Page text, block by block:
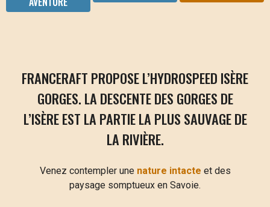
FRANCERAFT PROPOSE L’HYDROSPEED ISÈRE
GORGES. LA DESCENTE DES GORGES DE
L’ISÈRE EST LA PARTIE LA PLUS SAUVAGE DE
LA RIVIÈRE.
Venez contempler une nature intacte et des
paysage somptueux en Savoie.